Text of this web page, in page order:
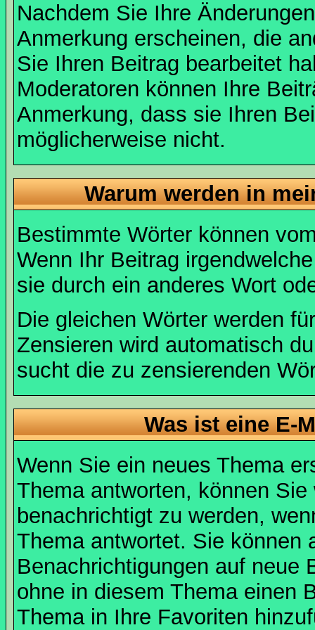
Nachdem Sie Ihre
Anmerkung erscheinen, die
Sie Ihren Beitrag bearbeitet
Moderatoren können Ihre
Anmerkung, dass sie Ihren
möglicherweise nicht.
Warum werden in
Bestimmte Wörter können
Wenn Ihr Beitrag
sie durch ein anderes Wort
Die gleichen Wörter werden
Zensieren wird automatisch
sucht die zu zensierenden
Was ist eine E-
Wenn Sie ein neues Thema
Thema antworten, können
benachrichtigt zu werden,
Thema antwortet. Sie können
Benachrichtigungen auf neue
ohne in diesem Thema einen
Thema in Ihre Favoriten